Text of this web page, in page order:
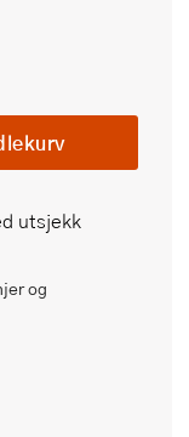
utsjekk
og